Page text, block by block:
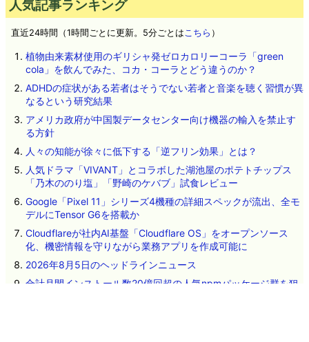
人気記事ランキング
直近24時間（1時間ごとに更新。5分ごとはこちら ）
植物由来素材使用のギリシャ発ゼロカロリーコーラ「green
cola」を飲んでみた、コカ・コーラとどう違うのか？
ADHDの症状がある若者はそうでない若者と音楽を聴く習慣が異
なるという研究結果
アメリカ政府が中国製データセンター向け機器の輸入を禁止す
る方針
人々の知能が徐々に低下する「逆フリン効果」とは？
人気ドラマ「VIVANT」とコラボした湖池屋のポテトチップス
「乃木ののり塩」「野崎のケバブ」試食レビュー
Google「Pixel 11」シリーズ4機種の詳細スペックが流出、全モ
デルにTensor G6を搭載か
Cloudflareが社内AI基盤「Cloudflare OS」をオープンソース
化、機密情報を守りながら業務アプリを作成可能に
2026年8月5日のヘッドラインニュース
合計月間インストール数20億回超の人気npmパッケージ群を狙